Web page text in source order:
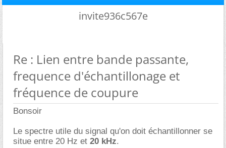
invite936c567e
Re : Lien entre bande passante,
frequence d'échantillonage et
fréquence de coupure
Bonsoir
Le spectre utile du signal qu'on doit échantillonner se
situe entre 20 Hz et 20 kHz.